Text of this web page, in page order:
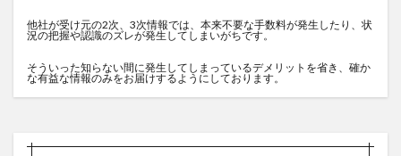
他社が受け元の2次、3次情報では、本来不要な手数料が発生したり、状
況の把握や認識のズレが発生してしまいがちです。
そういった知らない間に発生してしまっているデメリットを省き、確か
な有益な情報のみをお届けするようにしております。